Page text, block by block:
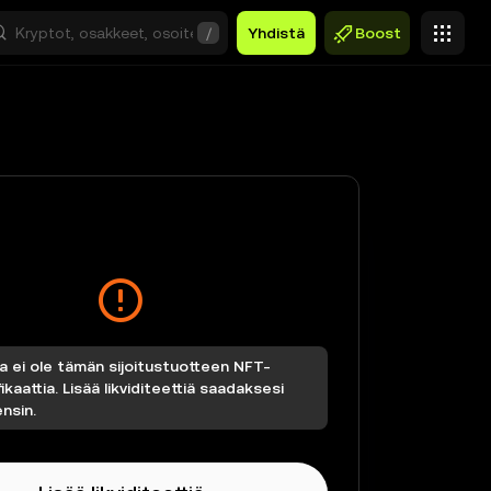
/ Yhdistä Boost
ei ole tämän sijoitustuotteen NFT-
Lisää likviditeettiä saadaksesi